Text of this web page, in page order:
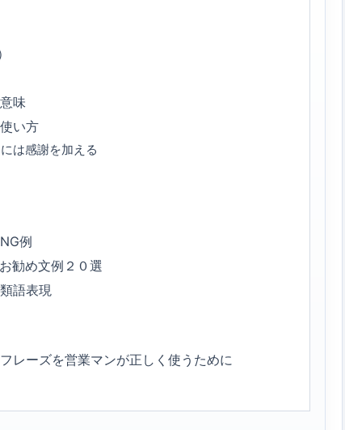
味
い方
は感謝を加える
例
勧め文例２０選
語表現
レーズを営業マンが正しく使うために